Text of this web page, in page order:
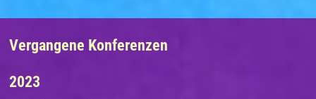
Vergangene Konferenzen
2023